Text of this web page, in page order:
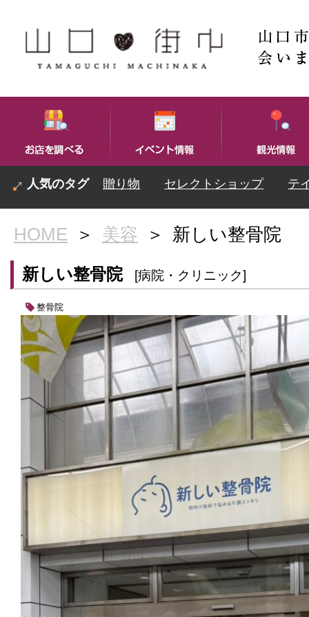
贈り物 セレクトショップ テ
HOME ＞ 美容 ＞ 新しい整骨院
新しい整骨院 [病院・クリニック]
整骨院